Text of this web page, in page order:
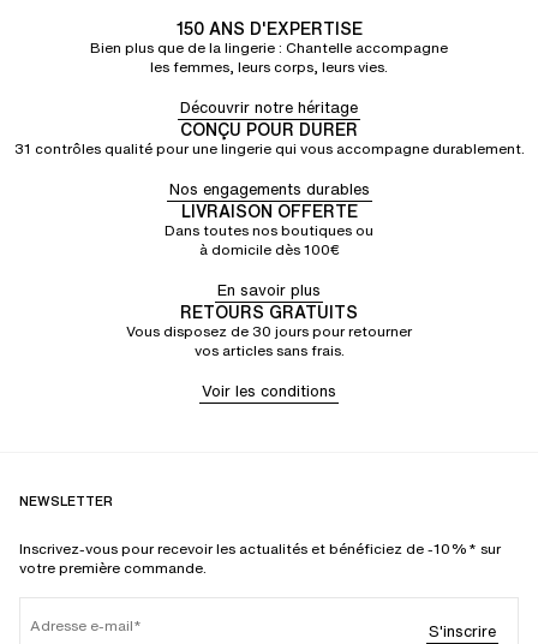
150 ANS D'EXPERTISE
Bien plus que de la lingerie : Chantelle accompagne
les femmes, leurs corps, leurs vies.
Découvrir notre héritage
CONÇU POUR DURER
31 contrôles qualité pour une lingerie qui vous accompagne durablement.
Nos engagements durables
LIVRAISON OFFERTE
Dans toutes nos boutiques ou
à domicile dès 100€
En savoir plus
RETOURS GRATUITS
Vous disposez de 30 jours pour retourner
vos articles sans frais.
Voir les conditions
NEWSLETTER
Inscrivez-vous pour recevoir les actualités et bénéficiez de -10%* sur
votre première commande.
Adresse e-mail S'inscrire